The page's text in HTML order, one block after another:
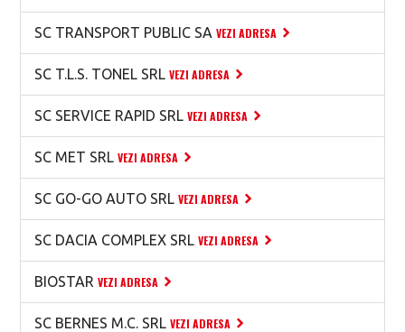
SC TRANSPORT PUBLIC SA VEZI ADRESA
SC T.L.S. TONEL SRL VEZI ADRESA
SC SERVICE RAPID SRL VEZI ADRESA
SC MET SRL VEZI ADRESA
SC GO-GO AUTO SRL VEZI ADRESA
SC DACIA COMPLEX SRL VEZI ADRESA
BIOSTAR VEZI ADRESA
SC BERNES M.C. SRL VEZI ADRESA